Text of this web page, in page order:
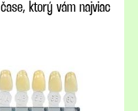
ktorý vám najviac